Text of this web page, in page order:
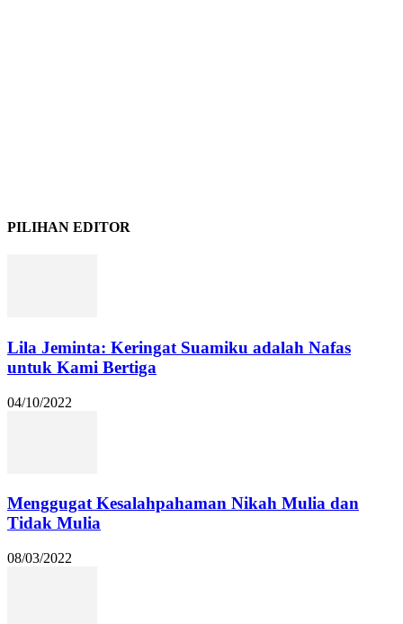
PILIHAN EDITOR
Lila Jeminta: Keringat Suamiku adalah Nafas
untuk Kami Bertiga
04/10/2022
Menggugat Kesalahpahaman Nikah Mulia dan
Tidak Mulia
08/03/2022